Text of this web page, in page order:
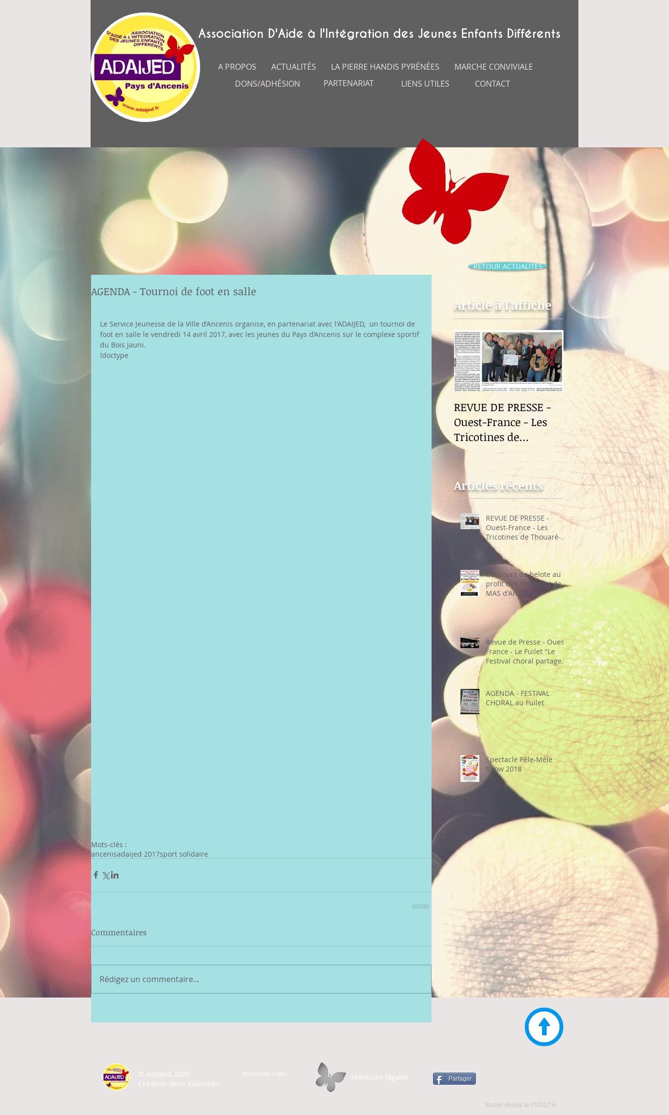
Association D'Aide à l'Intégration des Jeunes Enfants Différents
A PROPOS ACTUALITÉS LA PIERRE HANDIS PYRÉNÉES
MARCHE CONVIVIALE
DONS/ADHÉSION
CONTACT
PARTENARIAT LIENS UTILES
Article à l'affiche
RETOUR ACTUALITÉS
REVUE DE PRESSE -
Ouest-France - Les
Tricotines de
Thouaré-sur-Loire
Revue de Presse -
Ouest-France - Le
Fuilet "Le Festival
choral partage sa
recette"
Articles récents
REVUE DE PRESSE -
Ouest-France - Les
Tricotines de Thouaré-
sur-Loire
Concours de belote au
profit des résidents de la
MAS d'Ancenis
Revue de Presse - Ouest-
France - Le Fuilet "Le
Festival choral partage
AGENDA - FESTIVAL
CHORAL au Fuilet
Spectacle Pêle-Mêle
Show 2018
AGENDA - Tournoi de foot en salle
Le Service Jeunesse de la Ville d’Ancenis organise, en partenariat avec l'ADAIJED,  un tournoi de
foot en salle le vendredi 14 avril 2017, avec les jeunes du Pays d’Ancenis sur le complexe sportif
du Bois Jauni.
!doctype
Mots-clés :
ancenisadaijed 2017sport solidaire
Commentaires
Rédigez un commentaire...
© Adaijed 2025
Création Yann Rousseau
Webmaster Login
Partager
Mentions légales
Visites depuis le 01/02/14